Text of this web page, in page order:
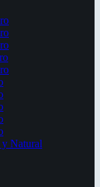
Natural